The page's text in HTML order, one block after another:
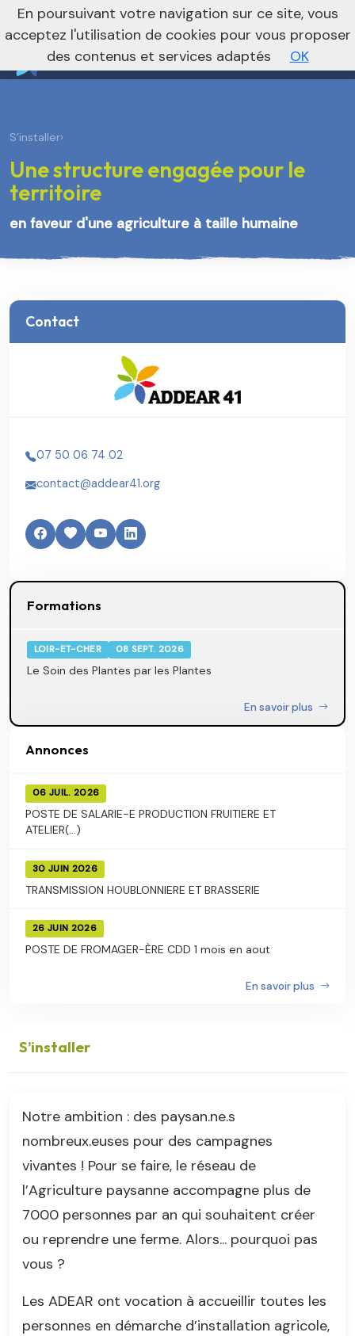
Vers le site régional Vers le site national
nivo_2026: 1
S’installer›
Une structure engagée pour le
territoire
en faveur d'une agriculture à taille humaine
Contact
07 50 06 74 02
contact@addear41.org
Formations
LOIR-ET-CHER 08 SEPT. 2026
Le Soin des Plantes par les Plantes
En savoir plus
Annonces
06 JUIL. 2026
POSTE DE SALARIE-E PRODUCTION FRUITIERE ET
ATELIER(...)
30 JUIN 2026
TRANSMISSION HOUBLONNIERE ET BRASSERIE
26 JUIN 2026
POSTE DE FROMAGER-ÈRE CDD 1 mois en aout
En savoir plus
S’installer
Notre ambition : des paysan.ne.s
nombreux.euses pour des campagnes
vivantes ! Pour se faire, le réseau de
l’Agriculture paysanne accompagne plus de
7000 personnes par an qui souhaitent créer
ou reprendre une ferme. Alors... pourquoi pas
vous ?
Les ADEAR ont vocation à accueillir toutes les
personnes en démarche d’installation agricole,
En poursuivant votre navigation sur ce site, vous
acceptez l'utilisation de cookies pour vous proposer
des contenus et services adaptés
OK